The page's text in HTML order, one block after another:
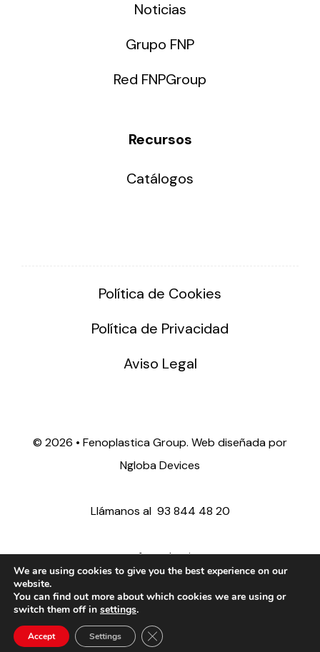
Noticias
Grupo FNP
Red FNPGroup
Recursos
Catálogos
Política de Cookies
Política de Privacidad
Aviso Legal
© 2026 • Fenoplastica Group. Web diseñada por
Ngloba Devices
Llámanos al 93 844 48 20
ventas@fenoplastica.com
export@fenoplastica.com
We are using cookies to give you the best experience on our
website.
You can find out more about which cookies we are using or
switch them off in settings.
Accept Settings Close GDPR Cookie Banner